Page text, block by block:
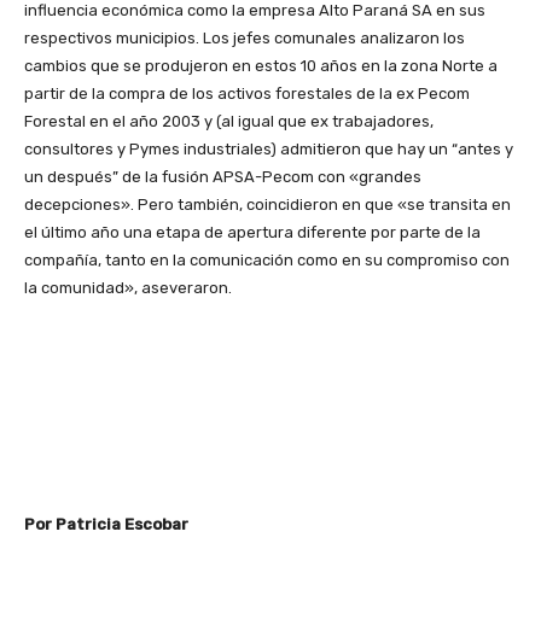
influencia económica como la empresa Alto Paraná SA en sus
respectivos municipios. Los jefes comunales analizaron los
cambios que se produjeron en estos 10 años en la zona Norte a
partir de la compra de los activos forestales de la ex Pecom
Forestal en el año 2003 y (al igual que ex trabajadores,
consultores y Pymes industriales) admitieron que hay un “antes y
un después” de la fusión APSA-Pecom con «grandes
decepciones». Pero también, coincidieron en que «se transita en
el último año una etapa de apertura diferente por parte de la
compañía, tanto en la comunicación como en su compromiso con
la comunidad», aseveraron.
Por Patricia Escobar